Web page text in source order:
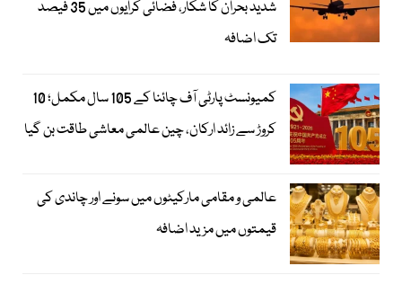
شدید بحران کا شکار، فضائی کرایوں میں 35 فیصد
تک اضافہ
کمیونسٹ پارٹی آف چائنا کے 105 سال مکمل؛ 10
کروڑ سے زائد ارکان، چین عالمی معاشی طاقت بن گیا
عالمی و مقامی مارکیٹوں میں سونے اور چاندی کی
قیمتوں میں مزید اضافہ